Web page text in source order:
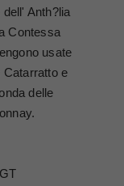
Anth?lia
Contessa
usate
Catarratto e
delle